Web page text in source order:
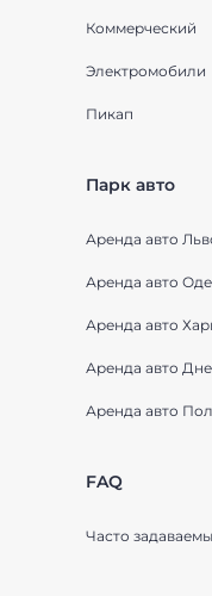
Коммерческий
Электромобили
Пикап
Парк авто
Аренда авто
Аренда авто
Аренда авто
Аренда авто
Аренда авто
FAQ
Часто